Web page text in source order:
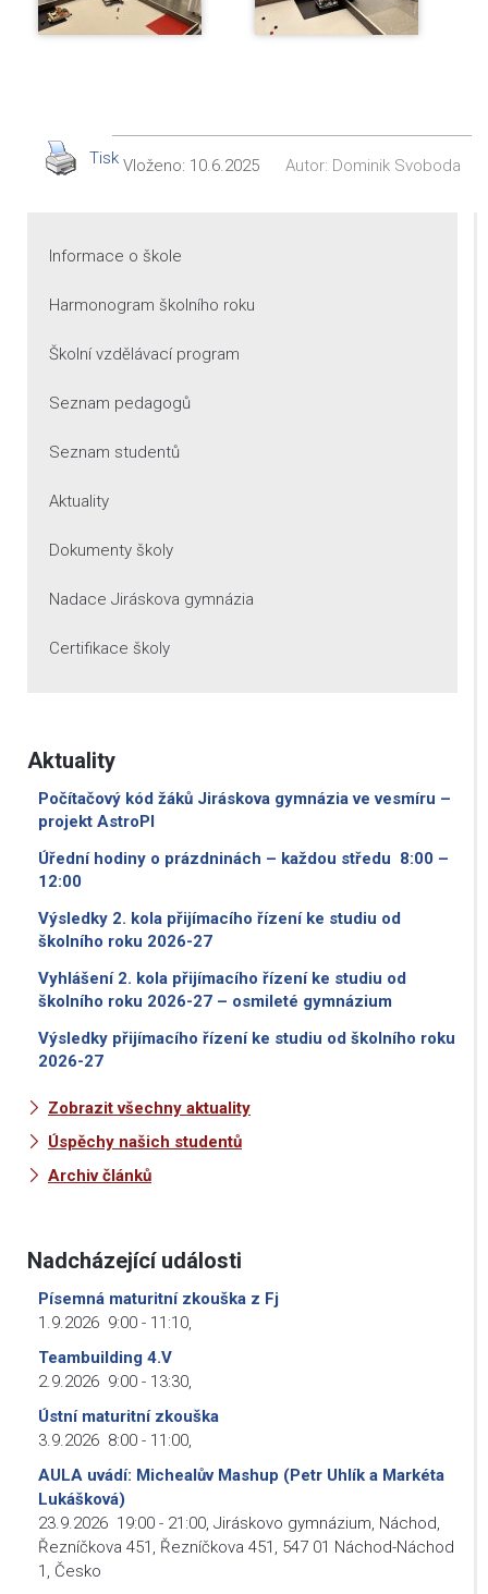
Tisk Vloženo: 10.6.2025 Autor: Dominik Svoboda
Informace o škole
Harmonogram školního roku
Školní vzdělávací program
Seznam pedagogů
Seznam studentů
Aktuality
Dokumenty školy
Nadace Jiráskova gymnázia
Certifikace školy
Aktuality
Počítačový kód žáků Jiráskova gymnázia ve vesmíru –
projekt AstroPI
Úřední hodiny o prázdninách – každou středu 8:00 –
12:00
Výsledky 2. kola přijímacího řízení ke studiu od
školního roku 2026-27
Vyhlášení 2. kola přijímacího řízení ke studiu od
školního roku 2026-27 – osmileté gymnázium
Výsledky přijímacího řízení ke studiu od školního roku
2026-27
Zobrazit všechny aktuality
Úspěchy našich studentů
Archiv článků
Nadcházející události
Písemná maturitní zkouška z Fj
1.9.2026 9:00 - 11:10
Teambuilding 4.V
2.9.2026 9:00 - 13:30
Ústní maturitní zkouška
3.9.2026 8:00 - 11:00
AULA uvádí: Michealův Mashup (Petr Uhlík a Markéta
Lukášková)
23.9.2026 19:00 - 21:00 Jiráskovo gymnázium, Náchod,
Řezníčkova 451, Řezníčkova 451, 547 01 Náchod-Náchod
1, Česko